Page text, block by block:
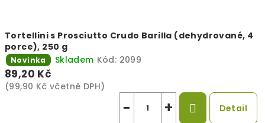
Tortellini s Prosciutto Crudo Barilla (dehydrované, 4
porce), 250 g
Novinka Skladem Kód: 2099
89,20 Kč
(99,90 Kč včetně DPH)
+
− Detail